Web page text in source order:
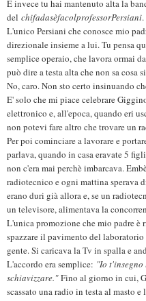
E invece tu hai mantenuto alta la
del chifadasèfacolprofessorPersiani.
L'unico Persiani che conosce mio
direzionale insieme a lui. Tu pensa
semplice operaio, che lavora ormai
può dire a testa alta che non sa cosa
No, caro. Non sto certo insinuando
E' solo che mi piace celebrare
elettronico e, all'epoca, quando eri
non potevi fare altro che trovare un
Per poi cominciare a lavorare e
parlava, quando in casa eravate 5
non c'era mai perchè imbarcava.
radiotecnico e ogni mattina sperava
erano duri già allora e, se un
un televisore, alimentava la
L'unica promozione che mio padre è
spazzare il pavimento del
gente. Si caricava la Tv in spalla e
L'accordo era semplice: "Io
schiavizzare."Fino al giorno in cui,
scassato una radio in testa al masto